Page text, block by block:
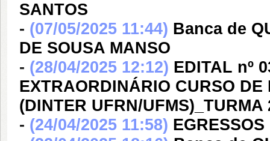
SANTOS
- (07/05/2025 11:44) Banca de
DE SOUSA MANSO
- (28/04/2025 12:12) EDITAL nº
EXTRAORDINÁRIO CURSO
(DINTER UFRN/UFMS)_TURMA
- (24/04/2025 11:58)